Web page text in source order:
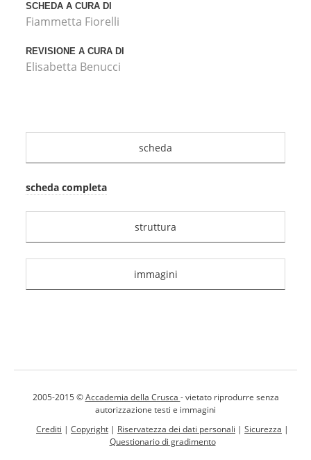
SCHEDA A CURA DI
Fiammetta Fiorelli
REVISIONE A CURA DI
Elisabetta Benucci
scheda
scheda completa
struttura
immagini
2005-2015 ©Accademia della Crusca - vietato riprodurre senza
autorizzazione testi e immagini
Crediti | Copyright | Riservatezza dei dati personali | Sicurezza |
Questionario di gradimento